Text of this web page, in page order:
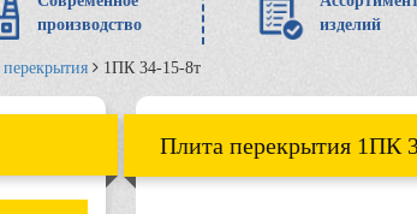
производство
изделий
1ПК 34-15-8т
Плита перекрытия 1ПК